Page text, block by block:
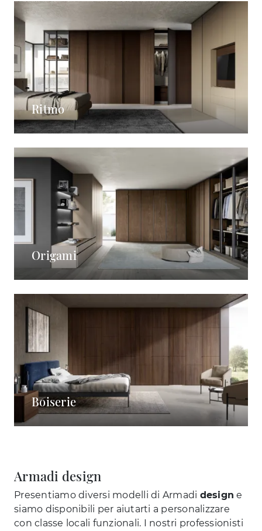
Ritmo
Origami
Boiserie
Armadi design
Presentiamo diversi modelli di Armadi design e
siamo disponibili per aiutarti a personalizzare
con classe locali funzionali. I nostri professionisti